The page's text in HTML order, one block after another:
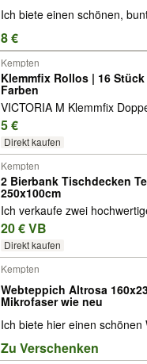
Ich biete einen schönen,
8 €
Kempten
Klemmfix Rollos | 16
Farben
VICTORIA M Klemmfix
5 €
Direkt kaufen
Kempten
2 Bierbank Tischdecken
250x100cm
Ich verkaufe zwei
20 € VB
Direkt kaufen
Kempten
Webteppich Altrosa
Mikrofaser wie neu
Ich biete hier einen schönen
Zu Verschenken